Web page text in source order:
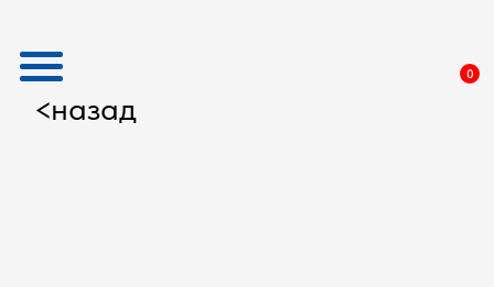
назад
<